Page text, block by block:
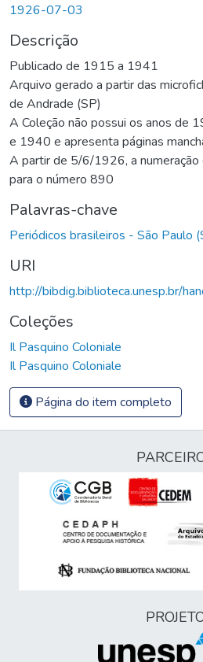
1926-07-03
Descrição
Publicado de 1915 a 1941
Arquivo gerado a partir das
de Andrade (SP)
A Coleção não possui os anos
e 1940 e apresenta páginas
A partir de 5/6/1926, a numeração
para o número 890
Palavras-chave
Periódicos brasileiros - São Paulo
URI
http://bibdig.biblioteca.unesp.br/
Coleções
Il Pasquino Coloniale
Il Pasquino Coloniale
Página do item completo